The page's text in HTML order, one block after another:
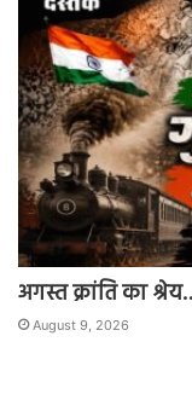
अगस्त क्रांति का
August 9, 2026